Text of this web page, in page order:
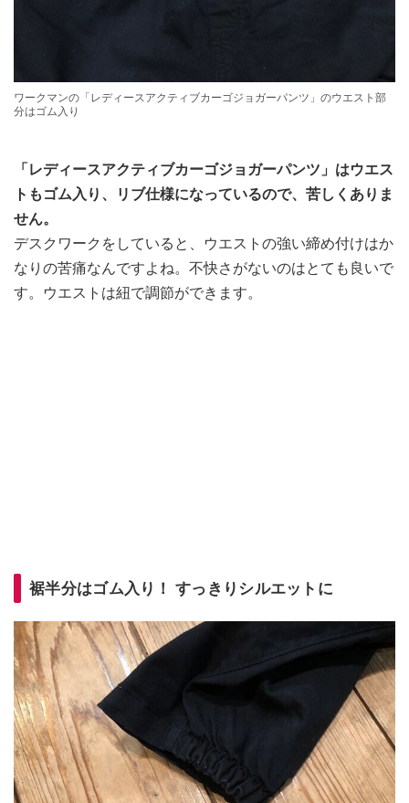
ワークマンの「レディースアクティブカーゴジョガーパンツ」のウエスト部
分はゴム入り
「レディースアクティブカーゴジョガーパンツ」はウエス
トもゴム入り、リブ仕様になっているので、苦しくありま
せん。
デスクワークをしていると、ウエストの強い締め付けはか
なりの苦痛なんですよね。不快さがないのはとても良いで
す。ウエストは紐で調節ができます。
裾半分はゴム入り！ すっきりシルエットに